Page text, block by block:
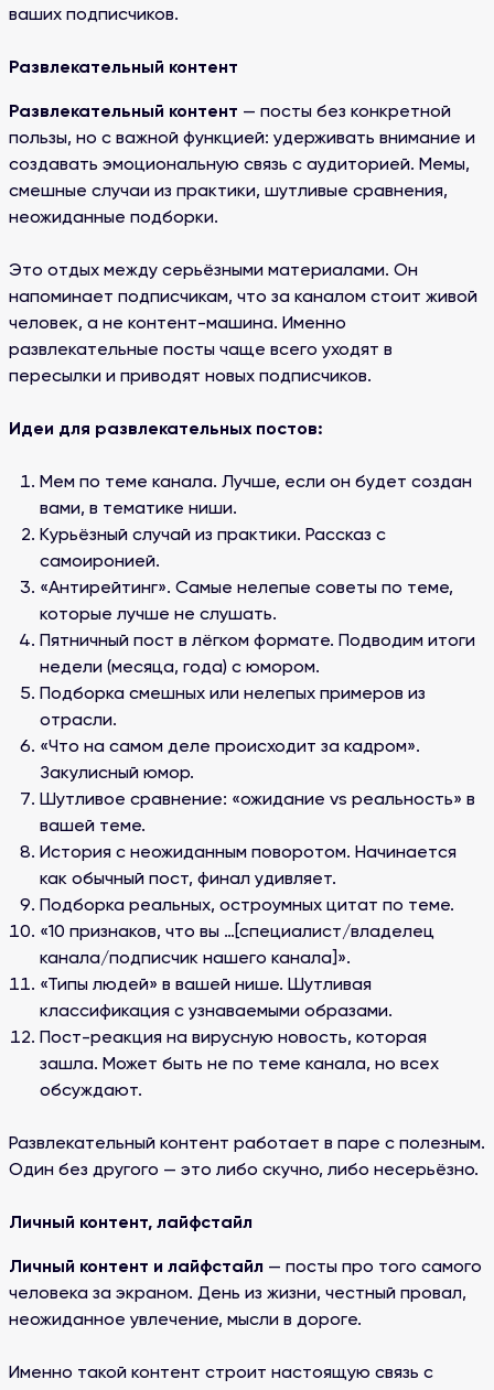
ваших подписчиков.
Развлекательный контент
Развлекательный контент — посты без конкретной
пользы, но с важной функцией: удерживать внимание и
создавать эмоциональную связь с аудиторией. Мемы,
смешные случаи из практики, шутливые сравнения,
неожиданные подборки.
Это отдых между серьёзными материалами. Он
напоминает подписчикам, что за каналом стоит живой
человек, а не контент-машина. Именно
развлекательные посты чаще всего уходят в
пересылки и приводят новых подписчиков.
Идеи для развлекательных постов:
Мем по теме канала. Лучше, если он будет создан
вами, в тематике ниши.
Курьёзный случай из практики. Рассказ с
самоиронией.
«Антирейтинг». Самые нелепые советы по теме,
которые лучше не слушать.
Пятничный пост в лёгком формате. Подводим итоги
недели (месяца, года) с юмором.
Подборка смешных или нелепых примеров из
отрасли.
«Что на самом деле происходит за кадром».
Закулисный юмор.
Шутливое сравнение: «ожидание vs реальность» в
вашей теме.
История с неожиданным поворотом. Начинается
как обычный пост, финал удивляет.
Подборка реальных, остроумных цитат по теме.
«10 признаков, что вы …[специалист/владелец
канала/подписчик нашего канала]».
«Типы людей» в вашей нише. Шутливая
классификация с узнаваемыми образами.
Пост-реакция на вирусную новость, которая
зашла. Может быть не по теме канала, но всех
обсуждают.
Развлекательный контент работает в паре с полезным.
Один без другого — это либо скучно, либо несерьёзно.
Личный контент, лайфстайл
Личный контент и лайфстайл — посты про того самого
человека за экраном. День из жизни, честный провал,
неожиданное увлечение, мысли в дороге.
Именно такой контент строит настоящую связь с